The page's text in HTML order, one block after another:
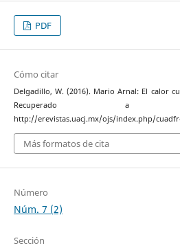
PDF
Cómo citar
Delgadillo, W. (2016). Mario Arnal: El calor
Recuperado
http://erevistas.uacj.mx/ojs/index.php/
Más formatos de cita
Número
Núm. 7 (2)
Sección